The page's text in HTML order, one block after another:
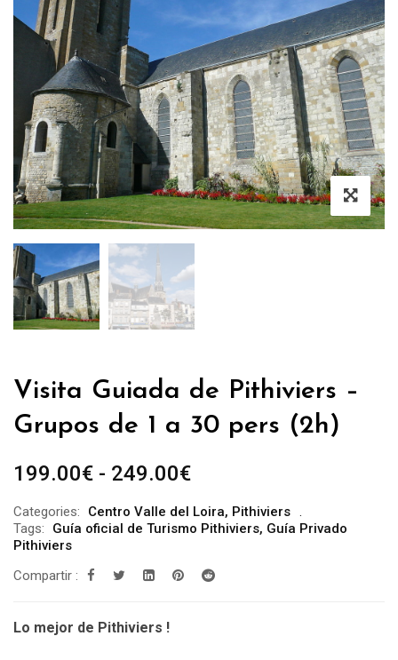
Visita Guiada de Pithiviers –
Grupos de 1 a 30 pers (2h)
199.00€ - 249.00€Rango
precios:
199.00€
Categories: Centro Valle del Loira, Pithiviers
Tags:
Guía oficial de Turismo Pithiviers, Guía Privado
Pithiviers
Compartir :
Lo mejor de Pithiviers !